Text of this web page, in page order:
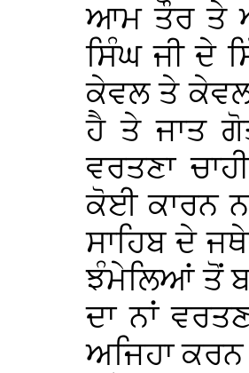
ਆਮ ਤੌਰ ਤੇ
ਸਿੰਘ ਜੀ ਦੇ
ਕੇਵਲ ਤੇ ਕੇਵਲ
ਹੈ ਤੇ ਜਾਤ
ਵਰਤਣਾ
ਕੋਈ ਕਾਰਨ
ਸਾਹਿਬ ਦੇ
ਝੰਮੇਲਿਆਂ ਤੋਂ
ਦਾ ਨਾਂ
ਅਜਿਹਾ ਕਰਨ